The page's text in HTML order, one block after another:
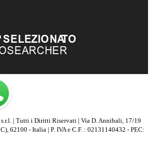
| Tutti i Diritti Riservati | Via D. Annibali, 17/19
62100 - Italia | P. IVA e C.F. : 02131140432 - PEC: